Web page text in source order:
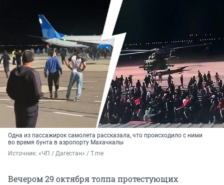
Одна из пассажирок самолета рассказала, что происходило с ними
во время бунта в аэропорту Махачкалы
Источник: «ЧП / Дагестан» / T.me
Вечером 29 октября толпа протестующих